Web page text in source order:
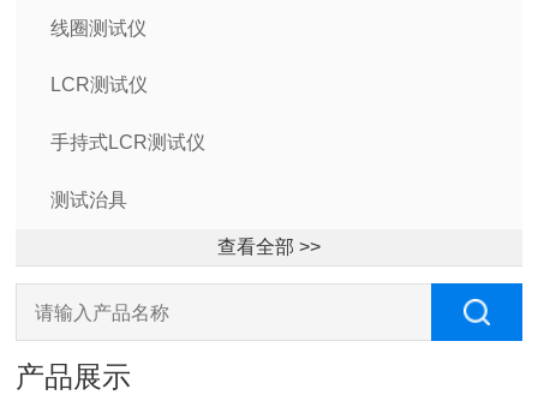
线圈测试仪
LCR测试仪
手持式LCR测试仪
测试治具
查看全部 >>
产品展示